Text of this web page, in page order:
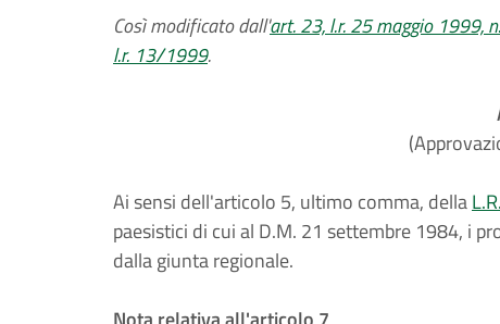
Così modificato dall'art. 23, l.r. 25 maggio 1999,
l.r. 13/1999.
Ai sensi dell'articolo 5, ultimo comma, della
paesistici di cui al D.M. 21 settembre 1984, i
dalla giunta regionale.